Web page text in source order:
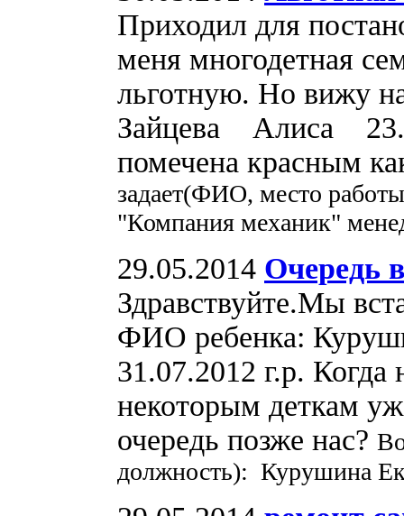
Приходил для
меня многодетная
льготную. Но вижу
Зайцева Алиса
помечена красным
задает(ФИО, место
"Компания механик"
29.05.2014 Очередь
Здравствуйте.Мы
ФИО ребенка:
31.07.2012 г.р.
некоторым деткам
очередь позже нас?
должность): Курушина